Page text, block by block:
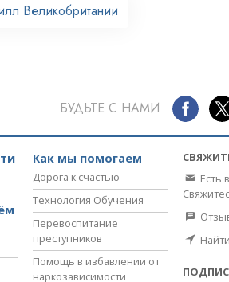
Великобритании
БУДЬТЕ С НАМИ
Как мы помогаем
Дорога к счастью
Технология Обучения
Перевоспитание
преступников
Помощь в избавлении от
наркозависимости
Есть